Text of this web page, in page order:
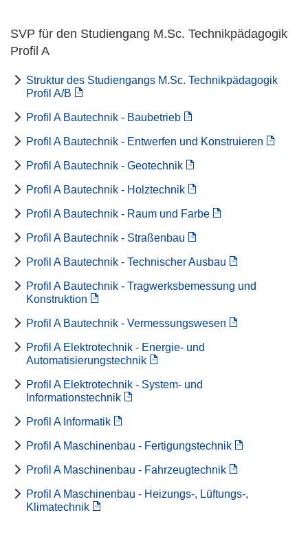
SVP für den Studiengang M.Sc. Technikpädagogik
Profil A
Struktur des Studiengangs M.Sc. Technikpädagogik
Profil A/B
Profil A Bautechnik - Baubetrieb
Profil A Bautechnik - Entwerfen und Konstruieren
Profil A Bautechnik - Geotechnik
Profil A Bautechnik - Holztechnik
Profil A Bautechnik - Raum und Farbe
Profil A Bautechnik - Straßenbau
Profil A Bautechnik - Technischer Ausbau
Profil A Bautechnik - Tragwerksbemessung und
Konstruktion
Profil A Bautechnik - Vermessungswesen
Profil A Elektrotechnik - Energie- und
Automatisierungstechnik
Profil A Elektrotechnik - System- und
Informationstechnik
Profil A Informatik
Profil A Maschinenbau - Fertigungstechnik
Profil A Maschinenbau - Fahrzeugtechnik
Profil A Maschinenbau - Heizungs-, Lüftungs-,
Klimatechnik